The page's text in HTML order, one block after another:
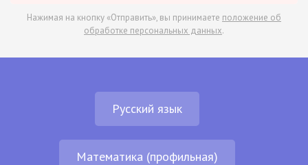
Нажимая на кнопку «Отправить», вы принимаете положение об
обработке персональных данных.
Русский язык
Математика (профильная)